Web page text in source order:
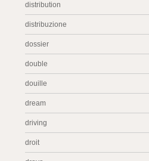
distribution
distribuzione
dossier
double
douille
dream
driving
droit